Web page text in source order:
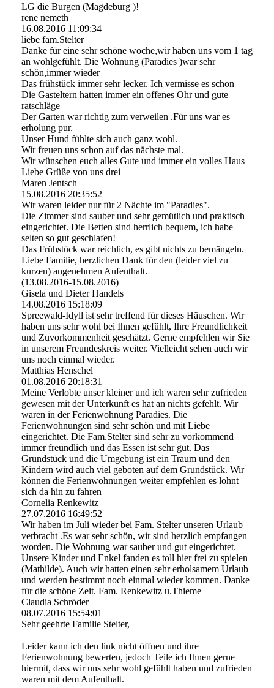
LG die Burgen (Magdeburg )!
rene nemeth
16.08.2016 11:09:34
liebe fam.Stelter
Danke für eine sehr schöne woche,wir haben uns vom 1 tag
an wohlgefühlt. Die Wohnung (Paradies )war sehr
schön,immer wieder
Das frühstück immer sehr lecker. Ich vermisse es schon
Die Gasteltern hatten immer ein offenes Ohr und gute
ratschläge
Der Garten war richtig zum verweilen .Für uns war es
erholung pur.
Unser Hund fühlte sich auch ganz wohl.
Wir freuen uns schon auf das nächste mal.
Wir wünschen euch alles Gute und immer ein volles Haus
Liebe Grüße von uns drei
Maren Jentsch
15.08.2016 20:35:52
Wir waren leider nur für 2 Nächte im "Paradies".
Die Zimmer sind sauber und sehr gemütlich und praktisch
eingerichtet. Die Betten sind herrlich bequem, ich habe
selten so gut geschlafen!
Das Frühstück war reichlich, es gibt nichts zu bemängeln.
Liebe Familie, herzlichen Dank für den (leider viel zu
kurzen) angenehmen Aufenthalt.
(13.08.2016-15.08.2016)
Gisela und Dieter Handels
14.08.2016 15:18:09
Spreewald-Idyll ist sehr treffend für dieses Häuschen. Wir
haben uns sehr wohl bei Ihnen gefühlt, Ihre Freundlichkeit
und Zuvorkommenheit geschätzt. Gerne empfehlen wir Sie
in unserem Freundeskreis weiter. Vielleicht sehen auch wir
uns noch einmal wieder.
Matthias Henschel
01.08.2016 20:18:31
Meine Verlobte unser kleiner und ich waren sehr zufrieden
gewesen mit der Unterkunft es hat an nichts gefehlt. Wir
waren in der Ferienwohnung Paradies. Die
Ferienwohnungen sind sehr schön und mit Liebe
eingerichtet. Die Fam.Stelter sind sehr zu vorkommend
immer freundlich und das Essen ist sehr gut. Das
Grundstück und die Umgebung ist ein Traum und den
Kindern wird auch viel geboten auf dem Grundstück. Wir
können die Ferienwohnungen weiter empfehlen es lohnt
sich da hin zu fahren
Cornelia Renkewitz
27.07.2016 16:49:52
Wir haben im Juli wieder bei Fam. Stelter unseren Urlaub
verbracht .Es war sehr schön, wir sind herzlich empfangen
worden. Die Wohnung war sauber und gut eingerichtet.
Unsere Kinder und Enkel fanden es toll hier frei zu spielen
(Mathilde). Auch wir hatten einen sehr erholsamem Urlaub
und werden bestimmt noch einmal wieder kommen. Danke
für die schöne Zeit. Fam. Renkewitz u.Thieme
Claudia Schröder
08.07.2016 15:54:01
Sehr geehrte Familie Stelter,
Leider kann ich den link nicht öffnen und ihre
Ferienwohnung bewerten, jedoch Teile ich Ihnen gerne
hiermit, dass wir uns sehr wohl gefühlt haben und zufrieden
waren mit dem Aufenthalt.